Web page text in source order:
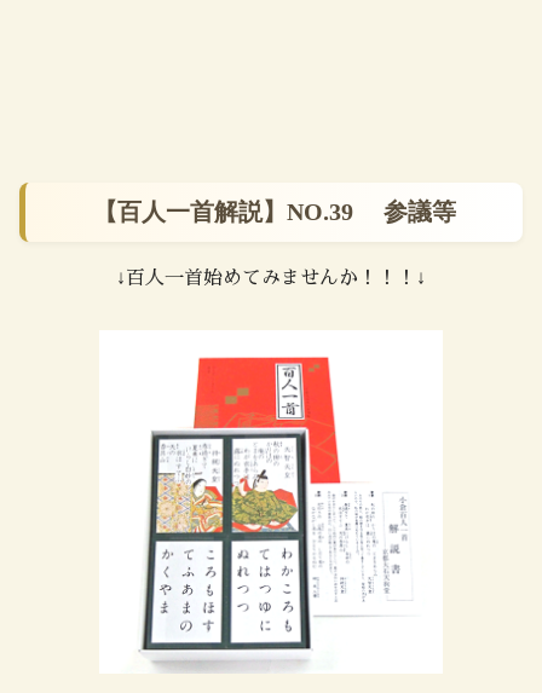
【百人一首解説】NO.39 参議等
↓百人一首始めてみませんか！！！↓